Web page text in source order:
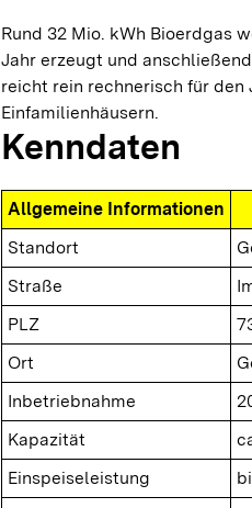
Rund 32 Mio. kWh Bioerdgas
Jahr erzeugt und
reicht rein rechnerisch für den
Einfamilienhäusern.
Kenndaten
Allgemeine Informationen
Standort
Straße
PLZ
Ort
Inbetriebnahme
Kapazität
Einspeiseleistung